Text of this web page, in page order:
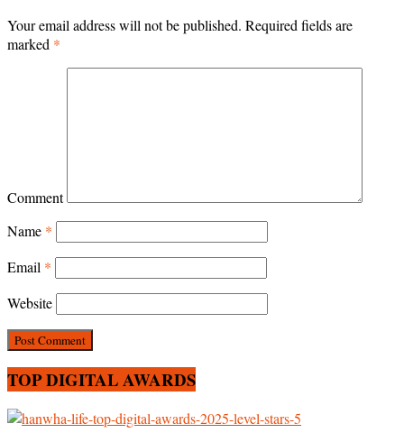
Your email address will not be published. Required fields are
marked *
Comment
Name *
Email *
Website
TOP DIGITAL AWARDS